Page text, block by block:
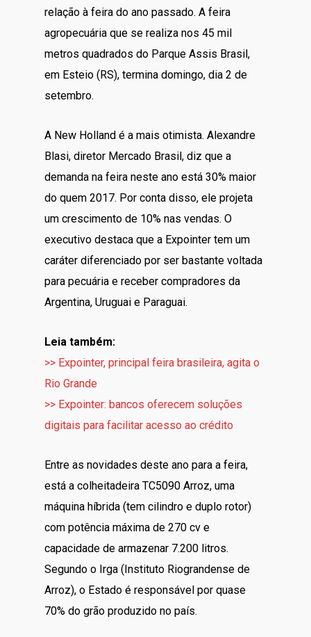
relação à feira do ano passado. A feira
agropecuária que se realiza nos 45 mil
metros quadrados do Parque Assis Brasil,
em Esteio (RS), termina domingo, dia 2 de
setembro.
A New Holland é a mais otimista. Alexandre
Blasi, diretor Mercado Brasil, diz que a
demanda na feira neste ano está 30% maior
do quem 2017. Por conta disso, ele projeta
um crescimento de 10% nas vendas. O
executivo destaca que a Expointer tem um
caráter diferenciado por ser bastante voltada
para pecuária e receber compradores da
Argentina, Uruguai e Paraguai.
Leia também:
>> Expointer, principal feira brasileira, agita o
Rio Grande
>> Expointer: bancos oferecem soluções
digitais para facilitar acesso ao crédito
Entre as novidades deste ano para a feira,
está a colheitadeira TC5090 Arroz, uma
máquina híbrida (tem cilindro e duplo rotor)
com potência máxima de 270 cv e
capacidade de armazenar 7.200 litros.
Segundo o Irga (Instituto Riograndense de
Arroz), o Estado é responsável por quase
70% do grão produzido no país.